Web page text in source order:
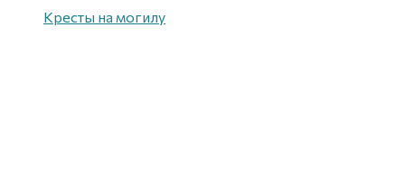
Кресты на могилу